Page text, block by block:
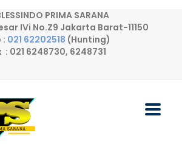
PRIMA SARANA
IVi No.Z9 Jakarta Barat-11150
: 021 62202518 (Hunting)
: 021 6248730, 6248731